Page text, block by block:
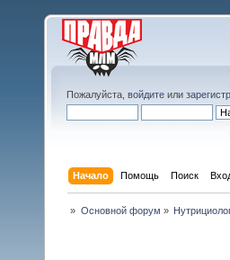
Пожалуйста, войдите или
Начало Помощь Поиск
» Основной форум »